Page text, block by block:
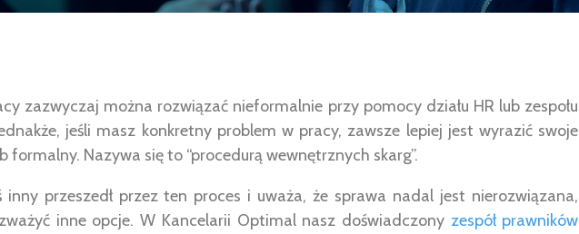
zazwyczaj można rozwiązać nieformalnie przy pomocy działu HR lub zespołu
jeśli masz konkretny problem w pracy, zawsze lepiej jest wyrazić swoje
formalny. Nazywa się to “procedurą wewnętrznych skarg”.
inny przeszedł przez ten proces i uważa, że sprawa nadal jest nierozwiązana,
inne opcje. W Kancelarii Optimal nasz doświadczony zespół prawników